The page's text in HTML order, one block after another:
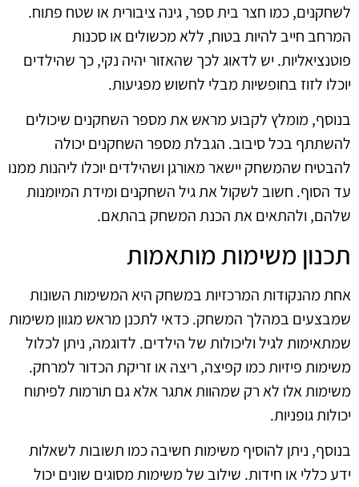
לשחקנים, כמו חצר בית ספר, גינה ציבורית או שטח פתוח.
המרחב חייב להיות בטוח, ללא מכשולים או סכנות
פוטנציאליות. יש לדאוג לכך שהאזור יהיה נקי, כך שהילדים
יוכלו לזוז בחופשיות מבלי לחשוש מפגיעות.
בנוסף, מומלץ לקבוע מראש את מספר השחקנים שיכולים
להשתתף בכל סיבוב. הגבלת מספר השחקנים יכולה
להבטיח שהמשחק יישאר מאורגן ושהילדים יוכלו ליהנות ממנו
עד הסוף. חשוב לשקול את גיל השחקנים ומידת המיומנות
שלהם, ולהתאים את הכנת המשחק בהתאם.
תכנון משימות מותאמות
אחת מהנקודות המרכזיות במשחק היא המשימות השונות
שמבצעים במהלך המשחק. כדאי לתכנן מראש מגוון משימות
שמתאימות לגיל וליכולות של הילדים. לדוגמה, ניתן לכלול
משימות פיזיות כמו קפיצה, ריצה או זריקת הכדור למרחק.
משימות אלו לא רק שמהוות אתגר אלא גם תורמות לפיתוח
יכולות גופניות.
בנוסף, ניתן להוסיף משימות חשיבה כמו תשובות לשאלות
ידע כללי או חידות. שילוב של משימות מסוגים שונים יכול